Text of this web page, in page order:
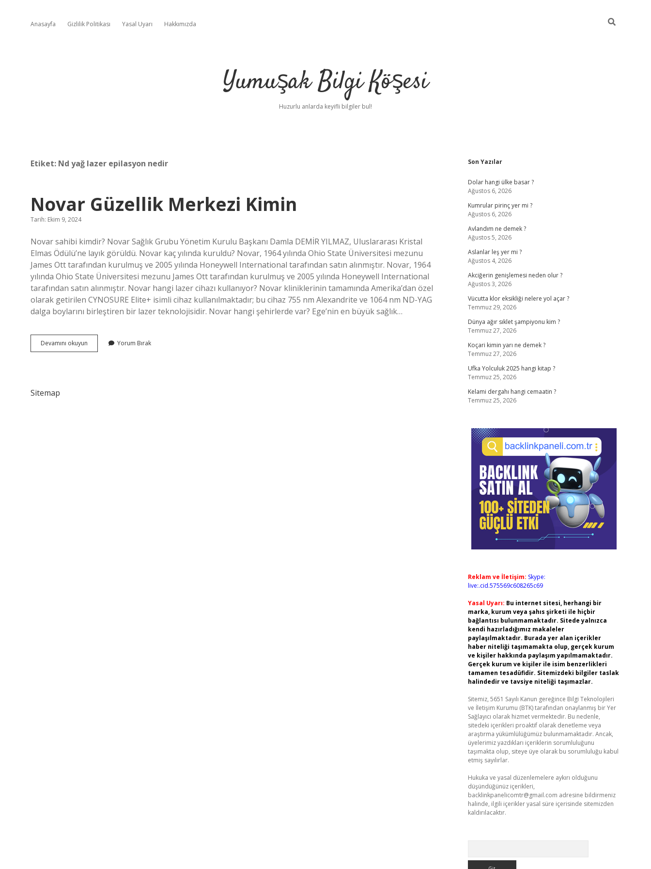
Anasayfa Gizlilik Politikası Yasal Uyarı Hakkımızda
Yumuşak Bilgi Köşesi
Huzurlu anlarda keyifli bilgiler bul!
Etiket: Nd yağ lazer epilasyon nedir
Novar Güzellik Merkezi Kimin
Tarih: Ekim 9, 2024
Novar sahibi kimdir? Novar Sağlık Grubu Yönetim Kurulu Başkanı Damla DEMİR YILMAZ, Uluslararası Kristal
Elmas Ödülü’ne layık görüldü. Novar kaç yılında kuruldu? Novar, 1964 yılında Ohio State Üniversitesi mezunu
James Ott tarafından kurulmuş ve 2005 yılında Honeywell International tarafından satın alınmıştır. Novar, 1964
yılında Ohio State Üniversitesi mezunu James Ott tarafından kurulmuş ve 2005 yılında Honeywell International
tarafından satın alınmıştır. Novar hangi lazer cihazı kullanıyor? Novar kliniklerinin tamamında Amerika’dan özel
olarak getirilen CYNOSURE Elite+ isimli cihaz kullanılmaktadır; bu cihaz 755 nm Alexandrite ve 1064 nm ND-YAG
dalga boylarını birleştiren bir lazer teknolojisidir. Novar hangi şehirlerde var? Ege’nin en büyük sağlık…
Devamını okuyun
Güzellik
Yorum Bırak
Sitemap
Sidebar
Son Yazılar
Dolar hangi ülke basar ?
Ağustos 6, 2026
Kumrular pirinç yer mi ?
Ağustos 6, 2026
Avlandım ne demek ?
Ağustos 5, 2026
Aslanlar leş yer mi ?
Ağustos 4, 2026
Akciğerin genişlemesi neden olur ?
Ağustos 3, 2026
Vücutta klor eksikliği nelere yol açar ?
Temmuz 29, 2026
Dünya ağır sıklet şampiyonu kim ?
Temmuz 27, 2026
Koçari kimin yarı ne demek ?
Temmuz 27, 2026
Ufka Yolculuk 2025 hangi kitap ?
Temmuz 25, 2026
Kelami dergahı hangi cemaatin ?
Temmuz 25, 2026
Reklam ve İletişim: Skype:
live:.cid.575569c608265c69
Yasal Uyarı: Bu internet sitesi, herhangi bir
marka, kurum veya şahıs şirketi ile hiçbir
bağlantısı bulunmamaktadır. Sitede yalnızca
kendi hazırladığımız makaleler
paylaşılmaktadır. Burada yer alan içerikler
haber niteliği taşımamakta olup, gerçek kurum
ve kişiler hakkında paylaşım yapılmamaktadır.
Gerçek kurum ve kişiler ile isim benzerlikleri
tamamen tesadüfidir. Sitemizdeki bilgiler taslak
halindedir ve tavsiye niteliği taşımazlar.
Sitemiz, 5651 Sayılı Kanun gereğince Bilgi Teknolojileri
ve İletişim Kurumu (BTK) tarafından onaylanmış bir Yer
Sağlayıcı olarak hizmet vermektedir. Bu nedenle,
sitedeki içerikleri proaktif olarak denetleme veya
araştırma yükümlülüğümüz bulunmamaktadır. Ancak,
üyelerimiz yazdıkları içeriklerin sorumluluğunu
taşımakta olup, siteye üye olarak bu sorumluluğu kabul
etmiş sayılırlar.
Hukuka ve yasal düzenlemelere aykırı olduğunu
düşündüğünüz içerikleri,
backlinkpanelicomtr@gmail.com adresine bildirmeniz
halinde, ilgili içerikler yasal süre içerisinde sitemizden
kaldırılacaktır.